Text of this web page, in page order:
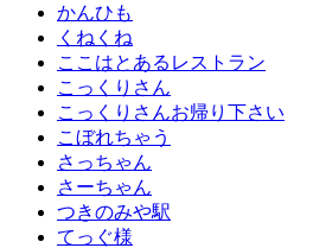
かんひも
くねくね
ここはとあるレストラン
こっくりさん
こっくりさんお帰り下さい
こぼれちゃう
さっちゃん
さーちゃん
つきのみや駅
てっぐ様